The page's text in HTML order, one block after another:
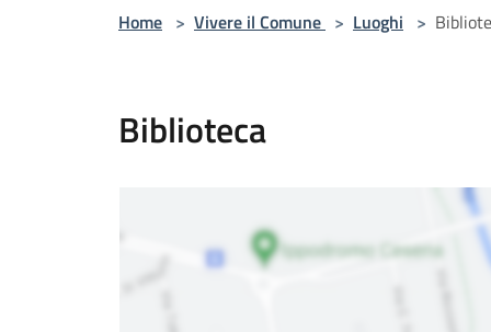
Home > Vivere il Comune > Luoghi >
Biblioteca